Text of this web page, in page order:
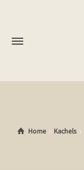
Home Kachels